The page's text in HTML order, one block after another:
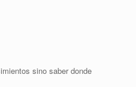
sino saber donde